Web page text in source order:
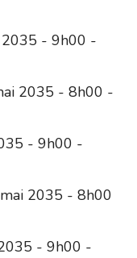
- 9h00 -
2035 - 8h00 -
- 9h00 -
2035 - 8h00
- 9h00 -